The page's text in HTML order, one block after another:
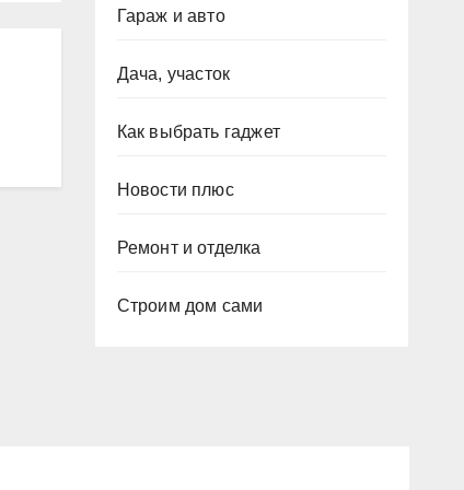
Гараж и авто
Дача, участок
Как выбрать гаджет
Новости плюс
Ремонт и отделка
Строим дом сами